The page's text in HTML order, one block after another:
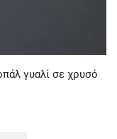
γυαλί σε χρυσό